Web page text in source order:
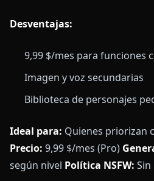
Desventajas:
9,99 $/mes para funciones
Imagen y voz secundarias
Biblioteca de personajes
Ideal para: Quienes priorizan
Precio: 9,99 $/mes (Pro)
según nivel Política NSFW: